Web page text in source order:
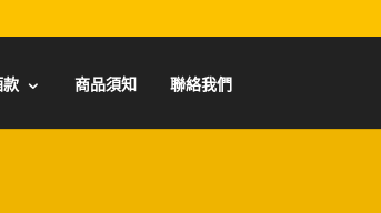
款 商品須知 聯絡我們